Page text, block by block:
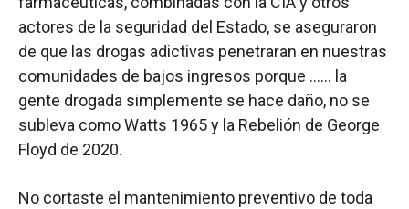
actores de la seguridad del Estado, se aseguraron
de que las drogas adictivas penetraran en nuestras
comunidades de bajos ingresos porque …… la
gente drogada simplemente se hace daño, no se
subleva como Watts 1965 y la Rebelión de George
Floyd de 2020.
No cortaste el mantenimiento preventivo de toda